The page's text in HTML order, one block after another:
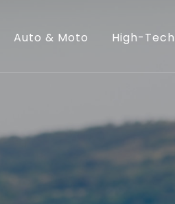
Auto & Moto High-Tech